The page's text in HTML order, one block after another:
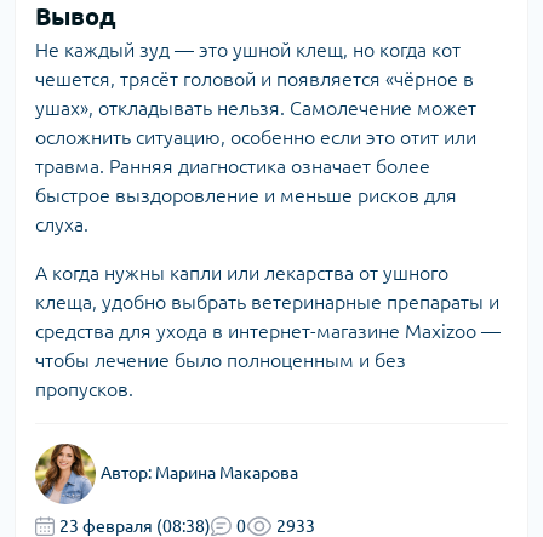
Вывод
Не каждый зуд — это ушной клещ, но когда кот
чешется, трясёт головой и появляется «чёрное в
ушах», откладывать нельзя. Самолечение может
осложнить ситуацию, особенно если это отит или
травма. Ранняя диагностика означает более
быстрое выздоровление и меньше рисков для
слуха.
А когда нужны капли или лекарства от ушного
клеща , удобно выбрать ветеринарные препараты и
средства для ухода в интернет-магазине Maxizoo —
чтобы лечение было полноценным и без
пропусков.
Автор: Марина Макарова
23 февраля (08:38) 0 2933